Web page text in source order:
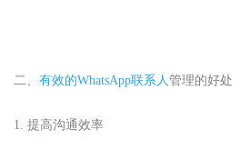
二、 有效的WhatsApp联系人管理的好处
1. 提高沟通效率